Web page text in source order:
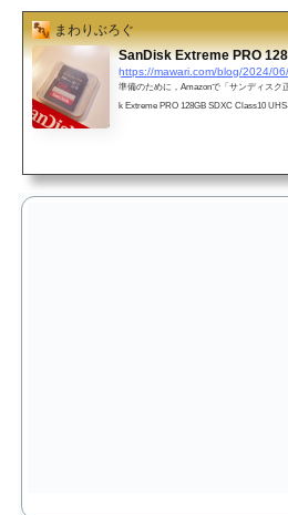
まわりぶろぐ
SanDisk Extreme PRO
準備のために，Amazonで「サンディスク
k Extreme PRO 128GB SDXC Class10
ってみよう。【 サンディスク 正規品 】